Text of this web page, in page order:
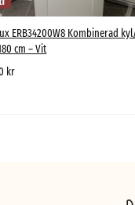
ERB34200W8 Kombinerad
cm – Vit
kr